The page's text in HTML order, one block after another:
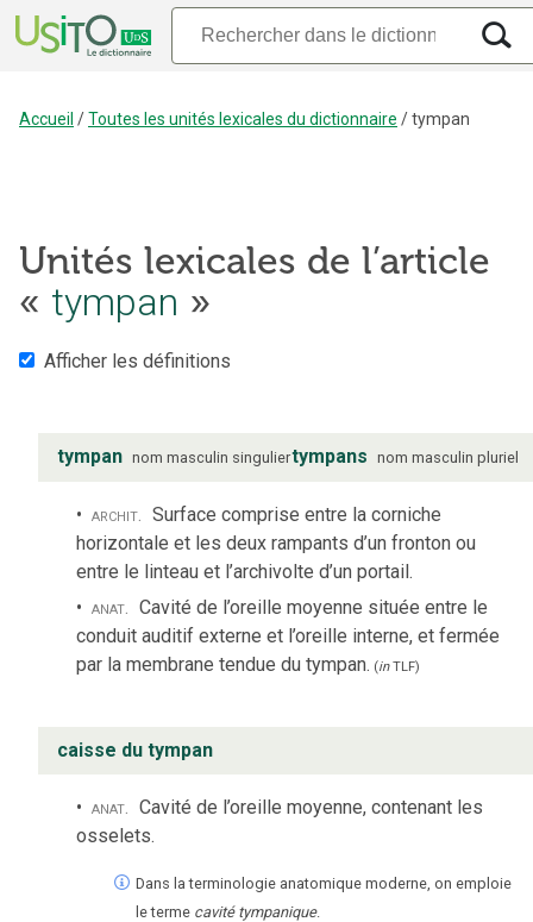
Accueil /Toutes les unités lexicales du dictionnaire /tympan
Unités lexicales de l’article
« tympan »
Afficher les définitions
tympan nom masculin singuliertympans nom masculin pluriel
archit. Surface comprise entre la corniche
horizontale et les deux rampants d’un fronton ou
entre le linteau et l’archivolte d’un portail.
anat. Cavité de l’oreille moyenne située entre le
conduit auditif externe et l’oreille interne, et fermée
par la membrane tendue du tympan. (inTLF)
caisse du tympan
anat. Cavité de l’oreille moyenne, contenant les
osselets.
Dans la terminologie anatomique moderne, on emploie
le terme cavité tympanique.